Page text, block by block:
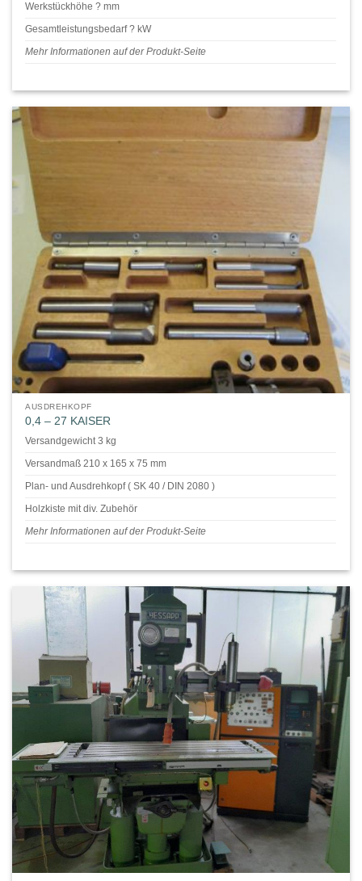
Werkstückhöhe ? mm
Gesamtleistungsbedarf ? kW
Mehr Informationen auf der Produkt-Seite
AUSDREHKOPF
0,4 – 27 KAISER
Versandgewicht 3 kg
Versandmaß 210 x 165 x 75 mm
Plan- und Ausdrehkopf ( SK 40 / DIN 2080 )
Holzkiste mit div. Zubehör
Mehr Informationen auf der Produkt-Seite